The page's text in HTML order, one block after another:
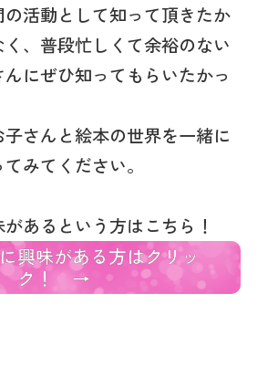
活動として知って頂きたか
、普段忙しくて余裕のない
にぜひ知ってもらいたかっ
さんと絵本の世界を一緒に
みてください。
あるという方はこちら！
興味がある方はクリッ
ク！ →